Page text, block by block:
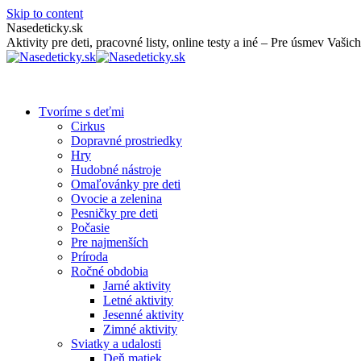
Skip to content
Nasedeticky.sk
Aktivity pre deti, pracovné listy, online testy a iné – Pre úsmev
Tvoríme s deťmi
Cirkus
Dopravné prostriedky
Hry
Hudobné nástroje
Omaľovánky pre deti
Ovocie a zelenina
Pesničky pre deti
Počasie
Pre najmenších
Príroda
Ročné obdobia
Jarné aktivity
Letné aktivity
Jesenné aktivity
Zimné aktivity
Sviatky a udalosti
Deň matiek